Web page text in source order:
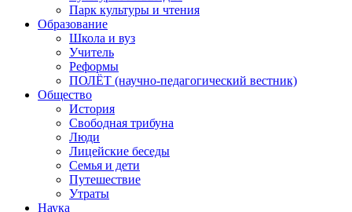
Парк культуры и чтения
Образование
Школа и вуз
Учитель
Реформы
ПОЛЁТ (научно-педагогический вестник)
Общество
История
Свободная трибуна
Люди
Лицейские беседы
Семья и дети
Путешествие
Утраты
Наука